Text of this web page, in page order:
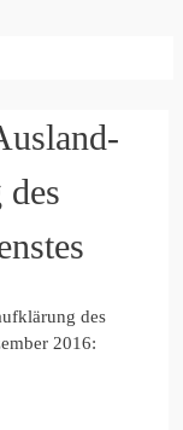
des
2016: